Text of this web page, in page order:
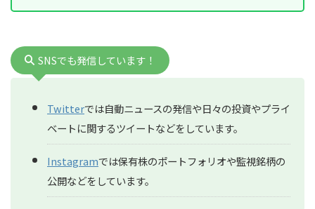
SNSでも発信しています！
Twitterでは自動ニュースの発信や日々の投資やプライ
ベートに関するツイートなどをしています。
Instagramでは保有株のポートフォリオや監視銘柄の
公開などをしています。